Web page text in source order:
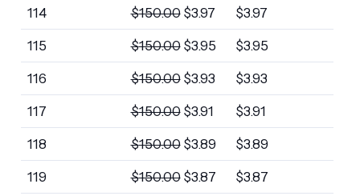
114 $150.00 $3.97 $3.97
115 $150.00 $3.95 $3.95
116 $150.00 $3.93 $3.93
117 $150.00 $3.91 $3.91
118 $150.00 $3.89 $3.89
119 $150.00 $3.87 $3.87